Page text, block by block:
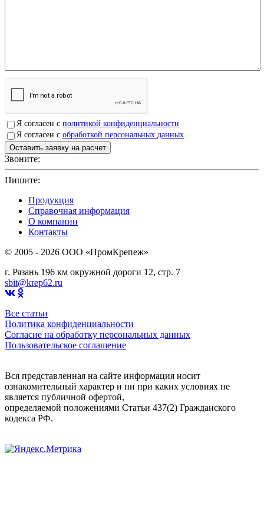
Я согласен с политикой конфиденциальности
Я согласен с обработкой персональных данных
Звоните:
Пишите:
Продукция
Справочная информация
О компании
Контакты
© 2005 - 2026 OOO «ПромКрепеж»
г. Рязань 196 км окружной дороги 12, стр. 7
sbit@krep62.ru
Все статьи
Политика конфиденциальности
Согласие на обработку персональных данных
Пользовательское соглашение
Вся представленная на сайте информация носит
ознакомительный характер и ни при каких условиях не
является публичной офертой,
определяемой положениями Статьи 437(2) Гражданского
кодекса РФ.